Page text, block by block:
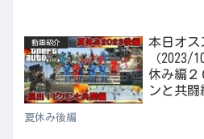
動画紹介
本日オス
（2023/
休み編２
ンと共闘
夏休み後編